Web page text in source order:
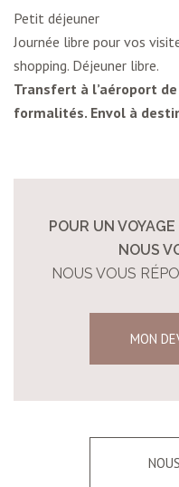
Petit déjeuner
Journée libre pour vos
shopping. Déjeuner libre.
Transfert à l’aéroport
formalités. Envol à
POUR UN
NOUS
NOUS VOUS
MON